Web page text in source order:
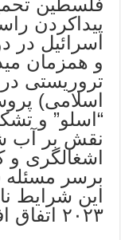
فلسطین
پیداکردن
اسرائیل در
و همزمان
تروریستی
اسلامی)
“اسلو” و
نقش بر آب
اشغالگری
برسر
این شرایط
٢٠٢٣ اتفاق افتاد.